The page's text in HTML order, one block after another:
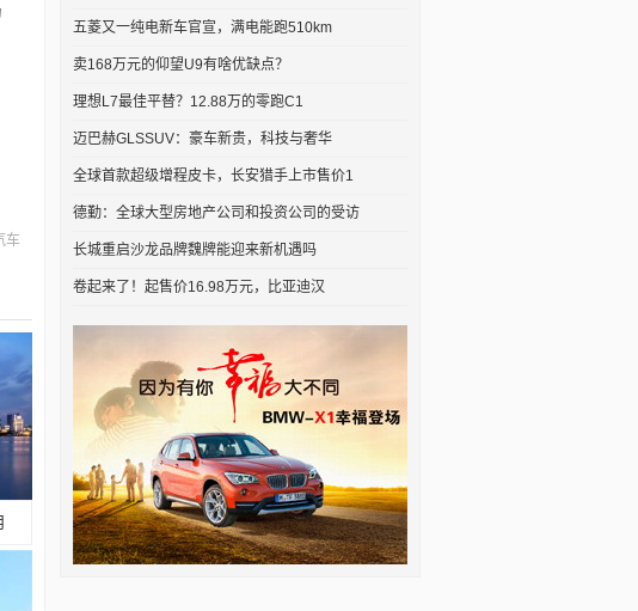
车
五菱又一纯电新车官宣，满电能跑510km
卖168万元的仰望U9有啥优缺点？
理想L7最佳平替？12.88万的零跑C1
迈巴赫GLSSUV：豪车新贵，科技与奢华
全球首款超级增程皮卡，长安猎手上市售价1
德勤：全球大型房地产公司和投资公司的受访
长城重启沙龙品牌魏牌能迎来新机遇吗
卷起来了！起售价16.98万元，比亚迪汉